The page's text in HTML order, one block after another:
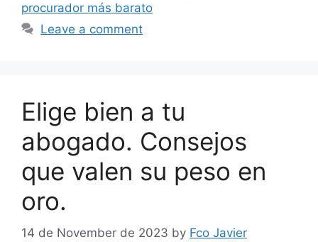
procurador más barato
Leave a comment
Elige bien a tu
abogado. Consejos
que valen su peso en
oro.
14 de November de 2023 by Fco Javier